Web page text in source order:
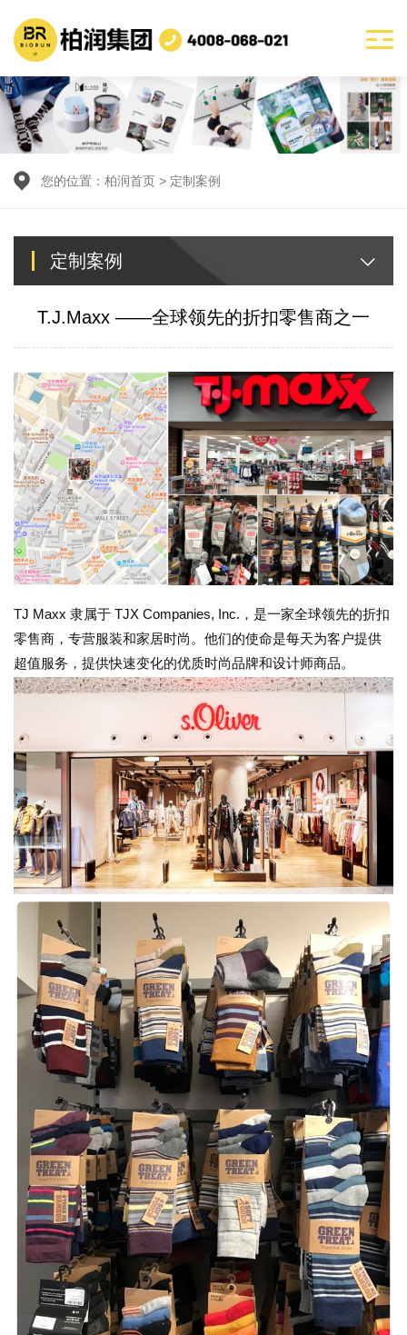
您的位置： 柏润首页 > 定制案例
定制案例
T.J.Maxx ——全球领先的折扣零售商之一
TJ Maxx 隶属于 TJX Companies, Inc.，是一家全球领先的折扣
零售商，专营服装和家居时尚。他们的使命是每天为客户提供
超值服务，提供快速变化的优质时尚品牌和设计师商品。